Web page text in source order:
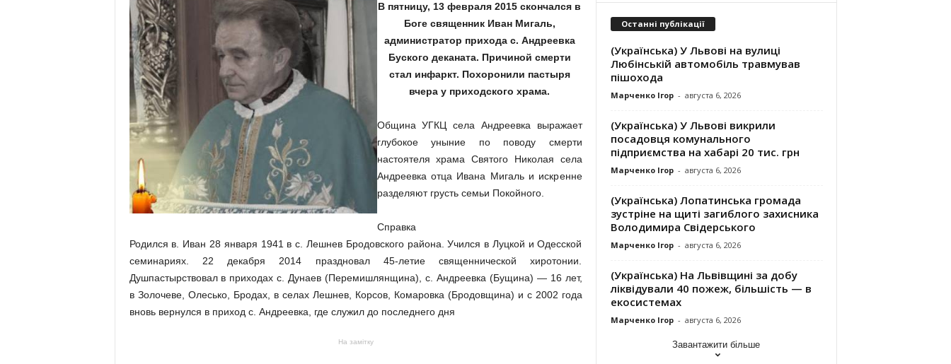
В пятницу, 13 февраля 2015 скончался в
Боге священник Иван Мигаль,
администратор прихода с. Андреевка
Буского деканата. Причиной смерти
стал инфаркт. Похоронили пастыря
вчера у приходского храма.
Община УГКЦ села Андреевка выражает
глубокое уныние по поводу смерти
настоятеля храма Святого Николая села
Андреевка отца Ивана Мигаль и искренне
разделяют грусть семьи Покойного.
Справка
Родился в. Иван 28 января 1941 в с. Лешнев Бродовского района. Учился в Луцкой и Одесской
семинариях. 22 декабря 2014 праздновал 45-летие священнической хиротонии.
Душпастырствовал в приходах с. Дунаев (Перемишлянщина), с. Андреевка (Бущина) — 16 лет,
в Золочеве, Олесько, Бродах, в селах Лешнев, Корсов, Комаровка (Бродовщина) и с 2002 года
вновь вернулся в приход с. Андреевка, где служил до последнего дня
На замітку
Останні публікації
(Українська) У Львові на вулиці
Любінській автомобіль травмував
пішохода
Марченко Ігор - августа 6, 2026
(Українська) У Львові викрили
посадовця комунального
підприємства на хабарі 20 тис. грн
Марченко Ігор - августа 6, 2026
(Українська) Лопатинська громада
зустріне на щиті загиблого захисника
Володимира Свідерського
Марченко Ігор - августа 6, 2026
(Українська) На Львівщині за добу
ліквідували 40 пожеж, більшість — в
екосистемах
Марченко Ігор - августа 6, 2026
Завантажити більше